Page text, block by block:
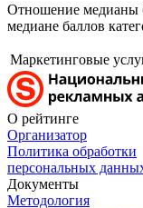
Отношение медианы
медиане баллов
Маркетинговые
О рейтинге
Организатор
Политика обработки
персональных
Документы
Методология